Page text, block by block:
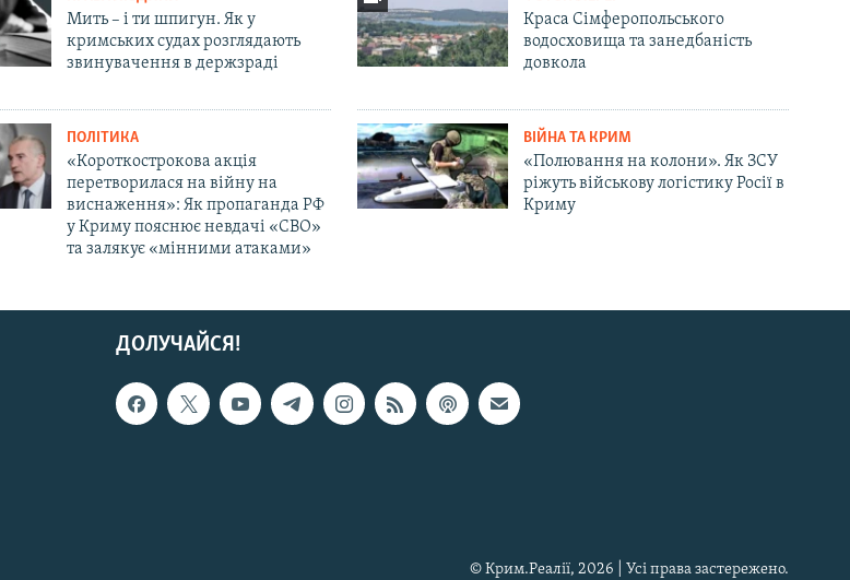
Мить – і ти шпигун. Як у
кримських судах розглядають
звинувачення в держзраді
Краса Сімферопольського
водосховища та занедбаність
довкола
ПОЛІТИКА
«Короткострокова акція
перетворилася на війну на
виснаження»: Як пропаганда РФ
у Криму пояснює невдачі «СВО»
та залякує «мінними атаками»
ВІЙНА ТА КРИМ
«Полювання на колони». Як ЗСУ
ріжуть військову логістику Росії в
Криму
ДОЛУЧАЙСЯ!
© Крим.Реалії, 2026 | Усі права застережено.